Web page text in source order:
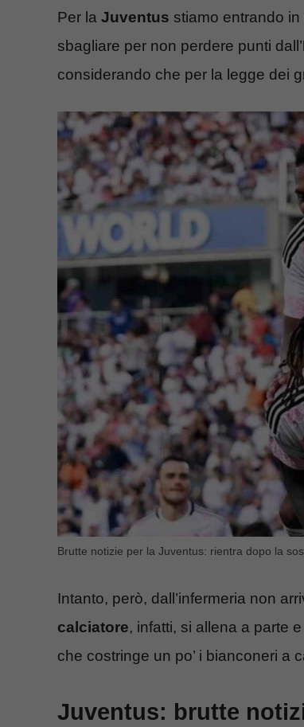
Per la Juventus stiamo entrando
sbagliare per non perdere punti dall’
considerando che per la legge dei
Brutte notizie per la Juventus: rientra dopo la
Intanto, però, dall’infermeria non
calciatore, infatti, si allena a parte
che costringe un po’ i bianconeri a
Juventus: brutte